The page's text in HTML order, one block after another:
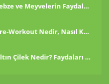
Sebze ve Meyvelerin Faydaları!
Pre-Workout Nedir, Nasıl Kullanılır?
Altın Çilek Nedir? Faydaları Nelerdir?